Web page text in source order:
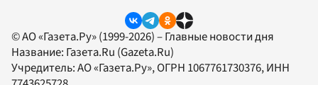
© АО «Газета.Ру» (1999-2026) – Главные новости дня
Название: Газета.Ru (Gazeta.Ru)
Учредитель:АО «Газета.Ру», ОГРН 1067761730376, ИНН